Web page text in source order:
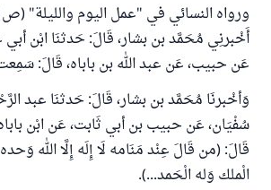
أَخْبرنِي مُحَمَّد بن بشار، قَالَ: حَدثنَا ابْن
عَن حبيب، عَن عبد الله بن باباه، قَالَ:
وَأخْبرنَا مُحَمَّد بن بشار، قَالَ: حَدثنَا عبد
سُفْيَان، عَن حبيب بن أبي ثَابت، عَن ابْن
قَالَ: (من قَالَ عِنْد مَنَامه لَا إِلَه إِلَّا الله
الْملك وَله الْحَمد...).